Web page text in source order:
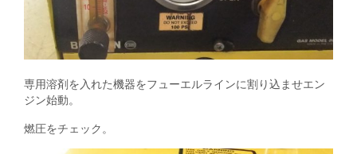
専用溶剤を入れた機器をフューエルラインに割り込ませエン
ジン始動。
燃圧をチェック。